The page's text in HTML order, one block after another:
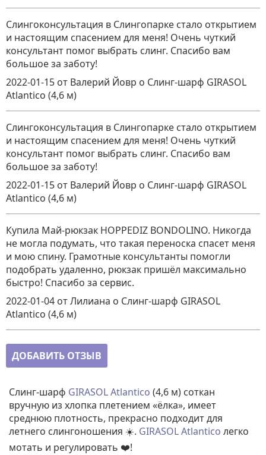
Слингоконсультация в Слингопарке стало открытием
и настоящим спасением для меня! Очень чуткий
консультант помог выбрать слинг. Спасибо вам
большое за заботу!
2022-01-15 от Валерий Йовр о Слинг-шарф GIRASOL
Atlantico (4,6 м)
Слингоконсультация в Слингопарке стало открытием
и настоящим спасением для меня! Очень чуткий
консультант помог выбрать слинг. Спасибо вам
большое за заботу!
2022-01-15 от Валерий Йовр о Слинг-шарф GIRASOL
Atlantico (4,6 м)
Купила Май-рюкзак HOPPEDIZ BONDOLINO. Никогда
не могла подумать, что такая переноска спасет меня
и мою спину. Грамотные консультанты помогли
подобрать удаленно, рюкзак пришёл максимально
быстро! Спасибо за сервис.
2022-01-04 от Лилиана о Слинг-шарф GIRASOL
Atlantico (4,6 м)
ДОБАВИТЬ ОТЗЫВ
Слинг-шарф GIRASOL Atlantico (4,6 м) соткан
вручную из хлопка плетением «ёлка», имеет
среднюю плотность, прекрасно подходит для
летнего слингоношения ☀️. GIRASOL Atlantico легко
мотать и регулировать ❤️!